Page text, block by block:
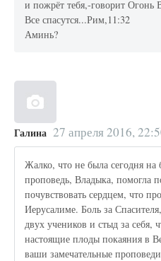
и пожрёт тебя,-говорит
Все спасутся...Рим,11:32
Аминь?
Галина 27 апреля 2016,
Жалко, что не была сегодня
проповедь, Владыка, помогла
почувствовать сердцем, что
Иерусалиме. Боль за
двух учеников и стыд за себя,
настоящие плоды покаяния в
ваши замечательные